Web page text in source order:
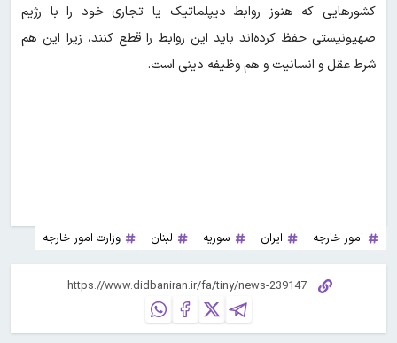
کشورهایی که هنوز روابط دیپلماتیک یا تجاری خود را با رژیم
صهیونیستی حفظ کرده‌اند باید این روابط را قطع کنند، زیرا این هم
شرط عقل و انسانیت و هم وظیفه دینی است.
امور خارجه ایران سوریه لبنان وزارت امور خارجه